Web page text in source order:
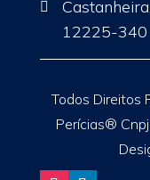

12225-340
Todos Direitos
Perícias®